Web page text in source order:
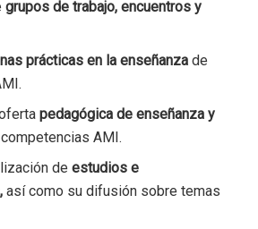
grupos de trabajo, encuentros y
prácticas en la enseñanzade
ofertapedagógica de enseñanza y
AMI.
deestudios e
así como su difusión sobre temas